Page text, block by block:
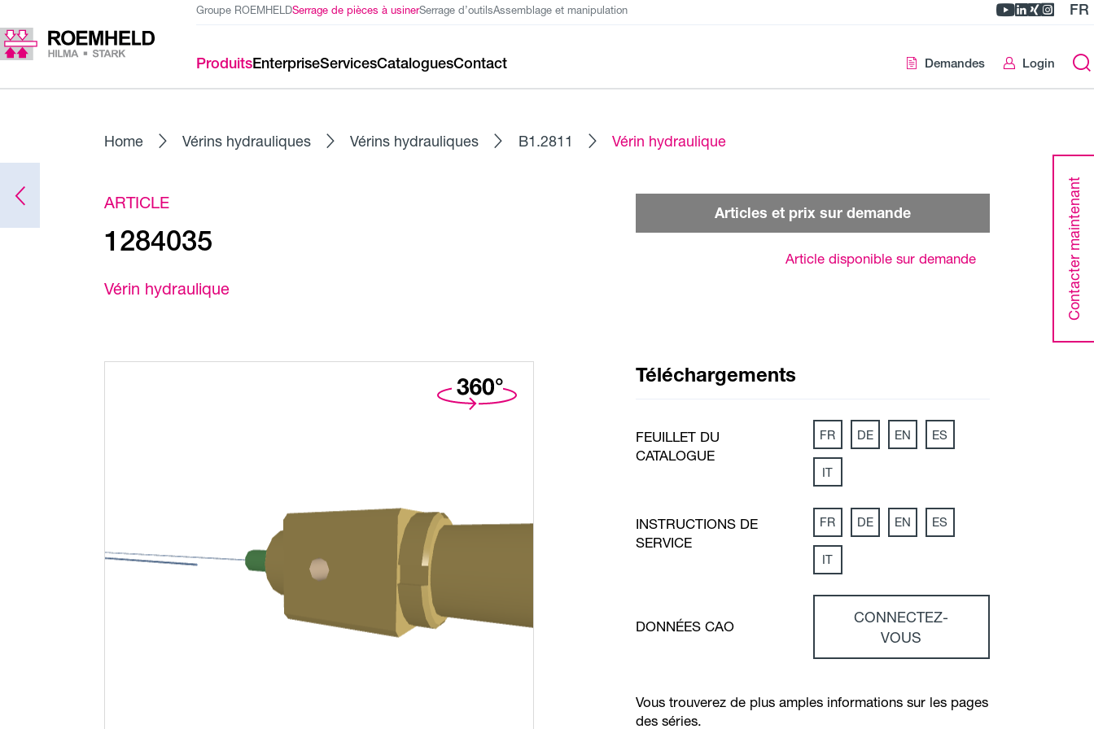
Groupe ROEMHELDSerrage de pièces à usinerSerrage d’outilsAssemblage et manipulation FR
ProduitsEnterpriseServicesCataloguesContact Demandes Login
Contacter maintenant
Home Vérins hydrauliques Vérins hydrauliques B1.2811 Vérin hydraulique
ARTICLE
1284035
Vérin hydraulique
Articles et prix sur demande
Article disponible sur demande
Chargement…
Téléchargements
FEUILLET DU
CATALOGUE
FR DE EN ES
IT
INSTRUCTIONS DE
SERVICE
FR DE EN ES
IT
DONNÉES CAO
CONNECTEZ-
VOUS
Vous trouverez de plus amples informations sur les pages
des séries.